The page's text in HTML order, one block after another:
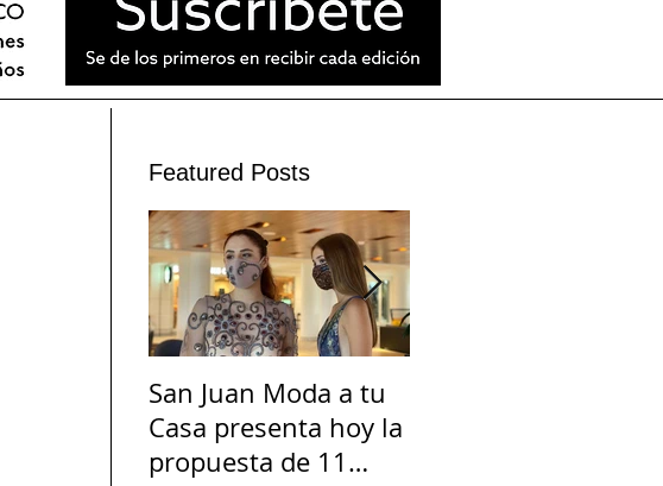
San Juan Moda a tu
Casa presenta hoy la
propuesta de 11
Featured Posts